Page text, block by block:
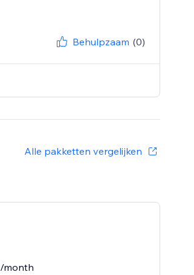
Behulpzaam (0)
Alle pakketten vergelijken
month